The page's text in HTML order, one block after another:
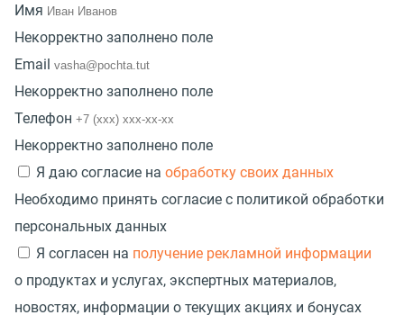
Имя
Некорректно заполнено поле
Email
Некорректно заполнено поле
Телефон
Некорректно заполнено поле
Я даю согласие на обработку своих данных
Необходимо принять согласие с политикой обработки
персональных данных
Я согласен на получение рекламной информации
о продуктах и услугах, экспертных материалов,
новостях, информации о текущих акциях и бонусах